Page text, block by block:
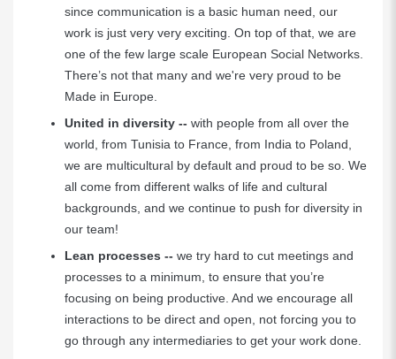
since communication is a basic human need, our
work is just very very exciting. On top of that, we are
one of the few large scale European Social Networks.
There’s not that many and we're very proud to be
Made in Europe.
United in diversity -- with people from all over the
world, from Tunisia to France, from India to Poland,
we are multicultural by default and proud to be so. We
all come from different walks of life and cultural
backgrounds, and we continue to push for diversity in
our team!
Lean processes -- we try hard to cut meetings and
processes to a minimum, to ensure that you’re
focusing on being productive. And we encourage all
interactions to be direct and open, not forcing you to
go through any intermediaries to get your work done.